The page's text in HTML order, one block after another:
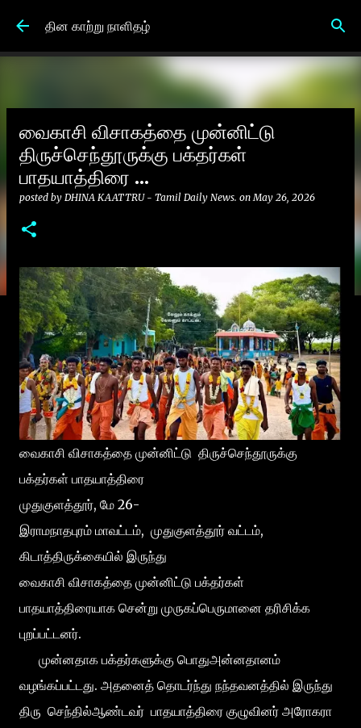
Skip to main content
தின காற்று நாளிதழ்
வைகாசி விசாகத்தை முன்னிட்டு
திருச்செந்தூருக்கு பக்தர்கள்
பாதயாத்திரை ...
posted by DHINA KAATTRU - Tamil Daily News. onMay 26, 2026
வைகாசி விசாகத்தை முன்னிட்டு திருச்செந்தூருக்கு
பக்தர்கள் பாதயாத்திரை
முதுகுளத்தூர், மே 26-
இராமநாதபுரம் மாவட்டம், முதுகுளத்தூர் வட்டம்,
கிடாத்திருக்கையில் இருந்து
வைகாசி விசாகத்தை முன்னிட்டு பக்தர்கள்
பாதயாத்திரையாக சென்று முருகப்பெருமானை தரிசிக்க
புறப்பட்டனர்.
முன்னதாக பக்தர்களுக்கு பொதுஅன்னதானம்
வழங்கப்பட்டது. அதனைத் தொடர்ந்து நந்தவனத்தில் இருந்து
திரு செந்தில்ஆண்டவர் பாதயாத்திரை குழுவினர் அரோகரா